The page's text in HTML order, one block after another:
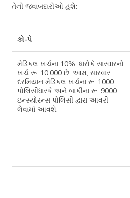
તેની જવાબદારીઓ હશે:
કો-પે
મેડિકલ ખર્ચના 10%. ધારોકે સારવારનો
ખર્ચ રૂ. 10,000 છે. આમ, સારવાર
દરમિયાન મેડિકલ ખર્ચના રૂ. 1000
પોલિસીધારકે અને બાકીના રૂ. 9000
ઇન્સ્યોરન્સ પોલિસી દ્વારા આવરી
લેવામાં આવશે.